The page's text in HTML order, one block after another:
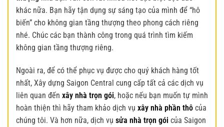
khác nữa. Bạn hãy tận dụng sự sáng tạo của mình để “hô
biến” cho không gian tầng thượng theo phong cách riêng
nhé. Chúc các bạn thành công trong quá trình tìm kiếm
không gian tầng thượng riêng.
Ngoài ra, để có thể phục vụ được cho quý khách hàng tốt
nhất, Xây dựng Saigon Central cung cấp tất cả các dịch vụ
liên quan đến xây nhà trọn gói, hoặc nếu bạn muốn tự mình
hoàn thiện thì hãy tham khảo dịch vụ xây nhà phần thô của
chúng tôi. Và hơn nữa, dịch vụ sửa nhà trọn gói của Saigon